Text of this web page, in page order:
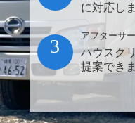
に対応し
アフターサ
ハウスク
提案でき
3